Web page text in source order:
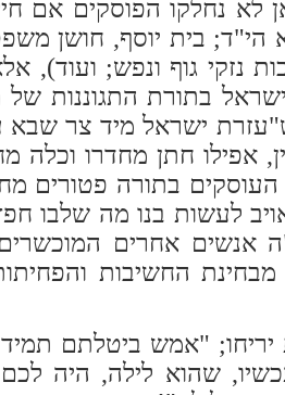
לא נחלקו הפוסקים אם
בית יוסף, חושן
גוף ונפש; ועוד),
בתורת התגוננות
ש"עזרת ישראל מיד צר שבא
אפילו חתן מחדרו וכלה
בתורה פטורים
לעשות בנו מה שלבו
אנשים אחרים
החשיבות
"אמש ביטלתם תמיד
שהוא לילה, היה